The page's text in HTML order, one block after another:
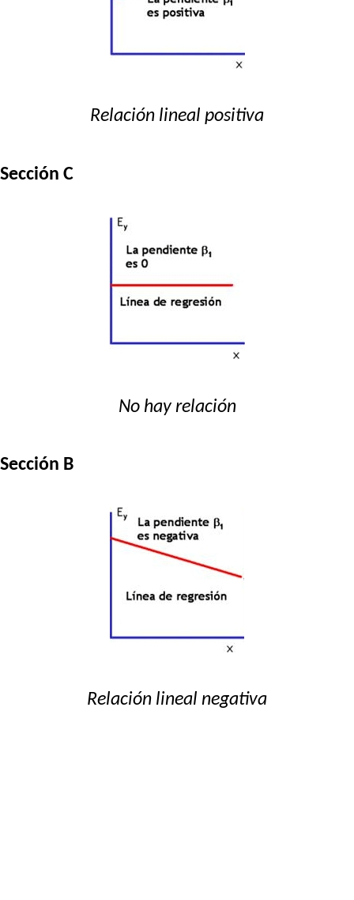
Relación lineal positiva
Sección C
No hay relación
Sección B
Relación lineal negativa